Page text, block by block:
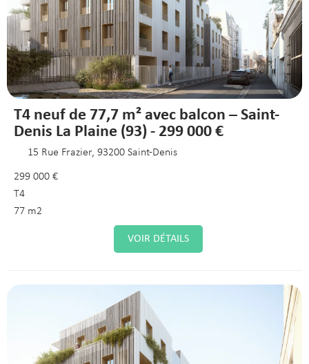
T4 neuf de 77,7 m² avec balcon – Saint-
Denis La Plaine (93) - 299 000 €
15 Rue Frazier, 93200 Saint-Denis
299 000 €
T4
77 m2
VOIR DÉTAILS